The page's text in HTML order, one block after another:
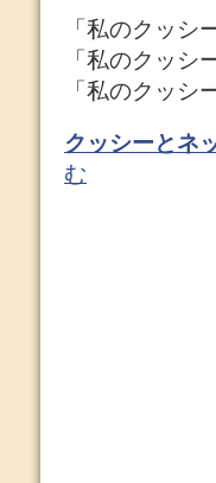
「私のクッ
「私のクッ
「私のクッ
クッシーとネ
む